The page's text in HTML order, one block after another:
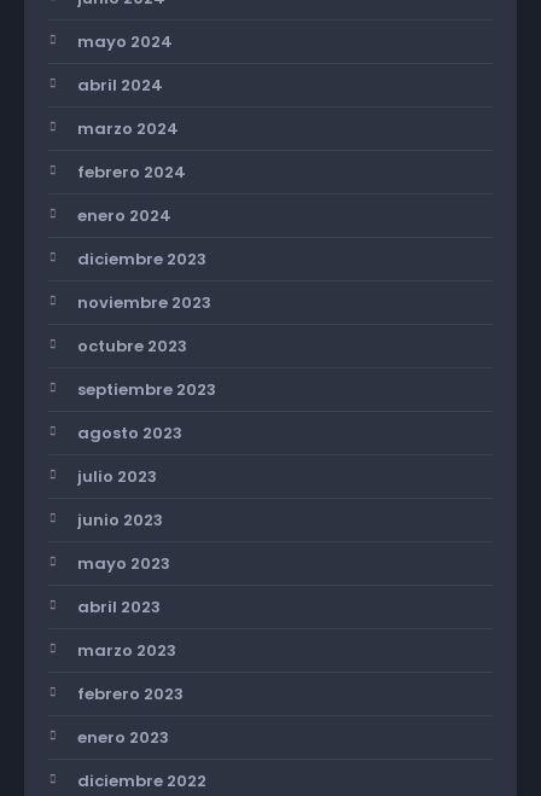
mayo 2024
abril 2024
marzo 2024
febrero 2024
enero 2024
diciembre 2023
noviembre 2023
octubre 2023
septiembre 2023
agosto 2023
julio 2023
junio 2023
mayo 2023
abril 2023
marzo 2023
febrero 2023
enero 2023
diciembre 2022